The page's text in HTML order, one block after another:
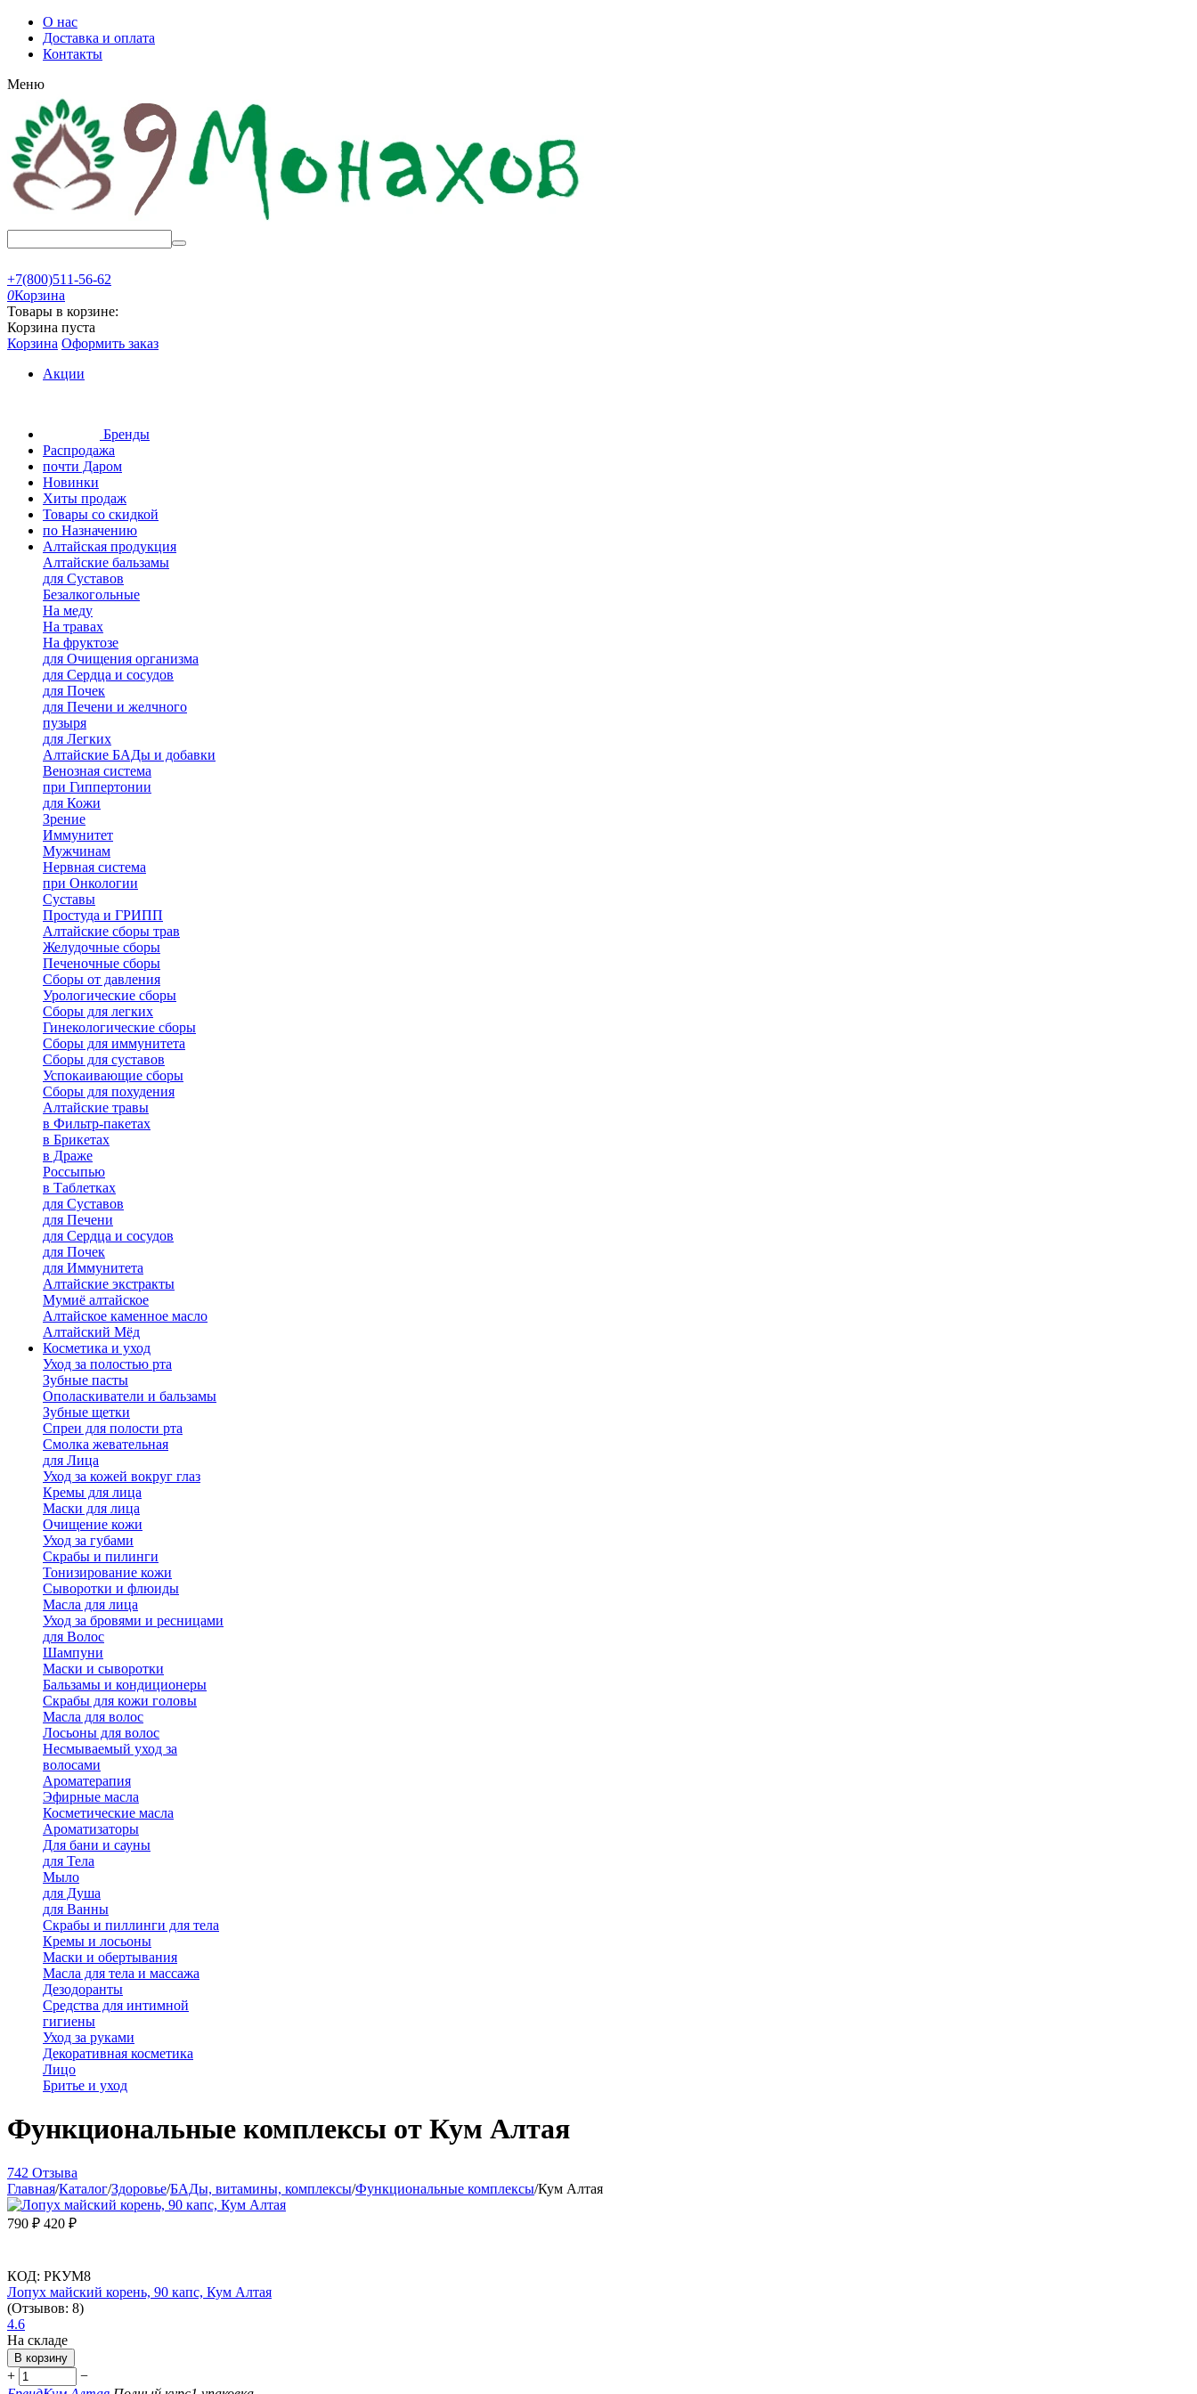
О нас
Доставка и оплата
Контакты
Меню
+7(800)511-56-62
0Корзина
Товары в корзине:
Корзина пуста
Корзина Оформить заказ
Акции
Бренды
Распродажа
почти Даром
Новинки
Хиты продаж
Товары со скидкой
по Назначению
Алтайская продукция
Алтайские бальзамы
для Суставов
Безалкогольные
На меду
На травах
На фруктозе
для Очищения организма
для Сердца и сосудов
для Почек
для Печени и желчного
пузыря
для Легких
Алтайские БАДы и добавки
Венозная система
при Гиппертонии
для Кожи
Зрение
Иммунитет
Мужчинам
Нервная система
при Онкологии
Суставы
Простуда и ГРИПП
Алтайские сборы трав
Желудочные сборы
Печеночные сборы
Сборы от давления
Урологические сборы
Сборы для легких
Гинекологические сборы
Сборы для иммунитета
Сборы для суставов
Успокаивающие сборы
Сборы для похудения
Алтайские травы
в Фильтр-пакетах
в Брикетах
в Драже
Россыпью
в Таблетках
для Cуставов
для Печени
для Сердца и сосудов
для Почек
для Иммунитета
Алтайские экстракты
Мумиё алтайское
Алтайское каменное масло
Алтайский Мёд
Косметика и уход
Уход за полостью рта
Зубные пасты
Ополаскиватели и бальзамы
Зубные щетки
Спреи для полости рта
Смолка жевательная
для Лица
Уход за кожей вокруг глаз
Кремы для лица
Маски для лица
Очищение кожи
Уход за губами
Скрабы и пилинги
Тонизирование кожи
Сыворотки и флюиды
Масла для лица
Уход за бровями и ресницами
для Волос
Шампуни
Маски и сыворотки
Бальзамы и кондиционеры
Скрабы для кожи головы
Масла для волос
Лосьоны для волос
Несмываемый уход за
волосами
Ароматерапия
Эфирные масла
Косметические масла
Ароматизаторы
Для бани и сауны
для Тела
Мыло
для Душа
для Ванны
Скрабы и пиллинги для тела
Кремы и лосьоны
Маски и обертывания
Масла для тела и массажа
Дезодоранты
Средства для интимной
гигиены
Уход за руками
Декоративная косметика
Лицо
Бритье и уход
Функциональные комплексы от Кум Алтая
742 Отзыва
Главная/Каталог/Здоровье/БАДы, витамины, комплексы/Функциональные комплексы/Кум Алтая
790 ₽ 420 ₽
КОД: РКУМ8
Лопух майский корень, 90 капс, Кум Алтая
(Отзывов: 8)
4.6
На складе
В корзину
+
−